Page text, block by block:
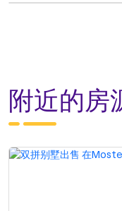
附近的房